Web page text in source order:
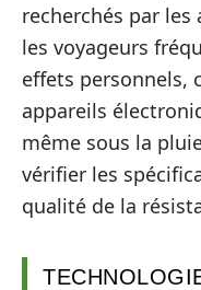
recherchés par
les voyageurs
effets personnels,
appareils
même sous la
vérifier les
qualité de la